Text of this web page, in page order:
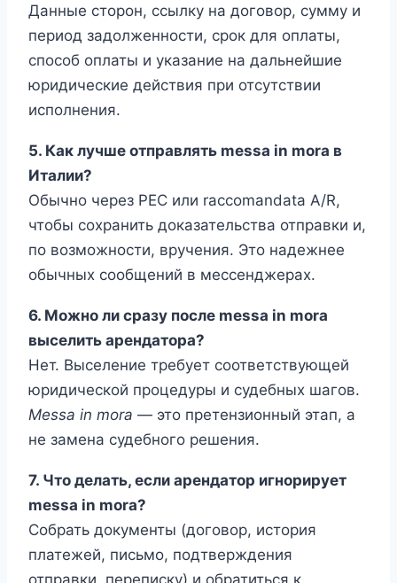
Данные сторон, ссылку на договор, сумму и
период задолженности, срок для оплаты,
способ оплаты и указание на дальнейшие
юридические действия при отсутствии
исполнения.
5. Как лучше отправлять messa in mora в
Италии?
Обычно через PEC или raccomandata A/R,
чтобы сохранить доказательства отправки и,
по возможности, вручения. Это надежнее
обычных сообщений в мессенджерах.
6. Можно ли сразу после messa in mora
выселить арендатора?
Нет. Выселение требует соответствующей
юридической процедуры и судебных шагов.
Messa in mora — это претензионный этап, а
не замена судебного решения.
7. Что делать, если арендатор игнорирует
messa in mora?
Собрать документы (договор, история
платежей, письмо, подтверждения